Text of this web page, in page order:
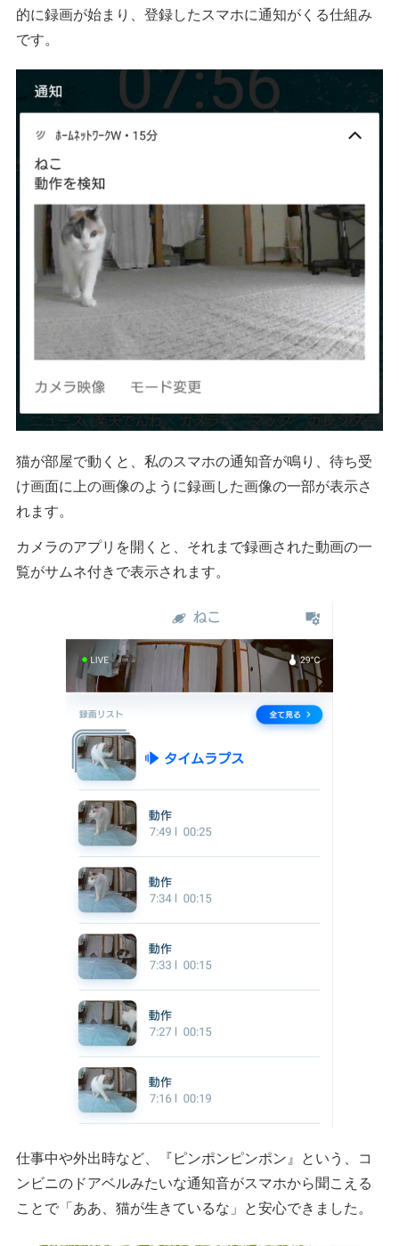
的に録画が始まり、登録したスマホに通知がくる仕組み
です。
猫が部屋で動くと、私のスマホの通知音が鳴り、待ち受
け画面に上の画像のように録画した画像の一部が表示さ
れます。
カメラのアプリを開くと、それまで録画された動画の一
覧がサムネ付きで表示されます。
仕事中や外出時など、『ピンポンピンポン』という、コ
ンビニのドアベルみたいな通知音がスマホから聞こえる
ことで「ああ、猫が生きているな」と安心できました。